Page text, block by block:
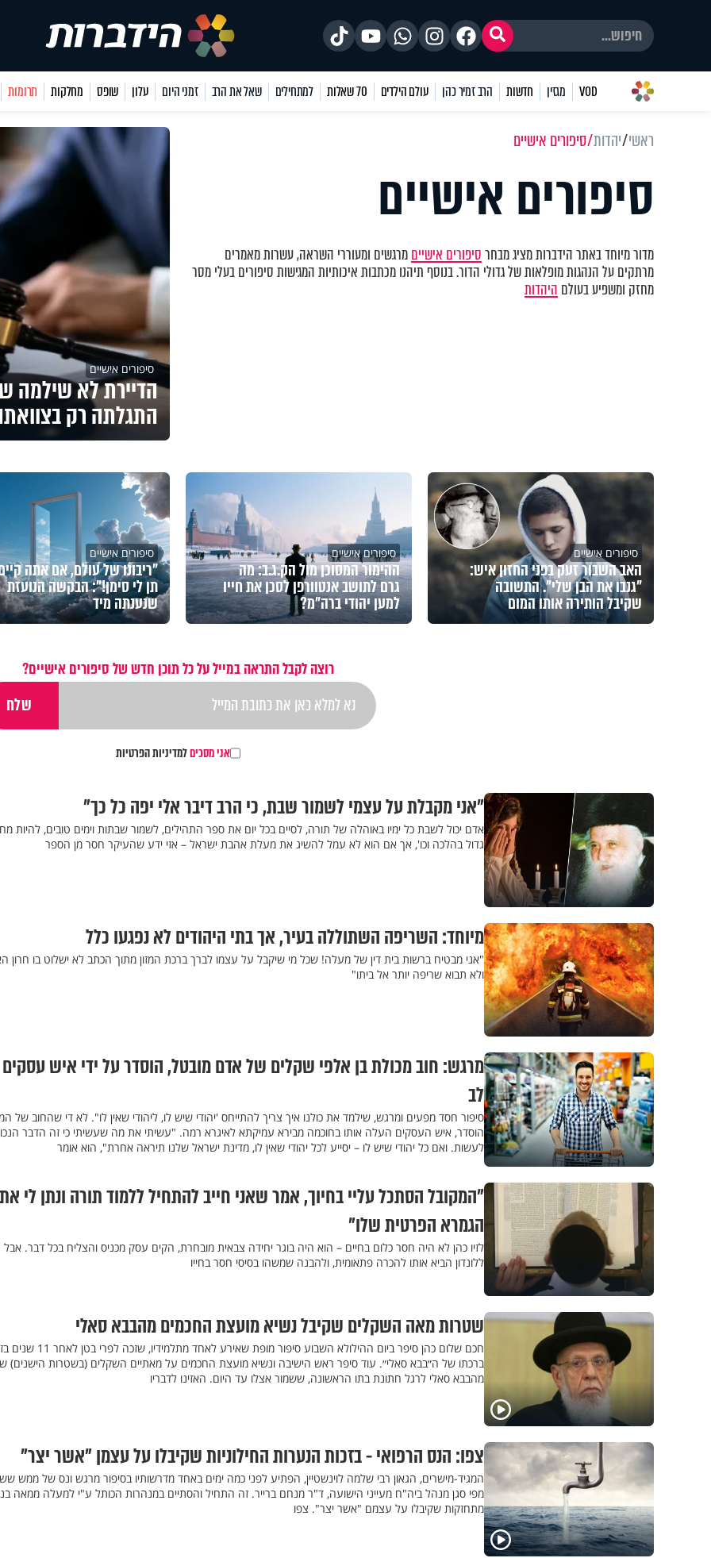
VOD מגזין חדשות הרב זמיר כהן עולם הילדים 70 שאלות למתחילים שאל את הרב זמני היום עלון שופס מחלקות תרומות
ראשי יהדות סיפורים אישיים
סיפורים אישיים
מדור מיוחד באתר הידברות מציג מבחרסיפורים אישייםמרגשים ומעוררי השראה, עשרות מאמרים
מרתקים על הנהגות מופלאות של גדולי הדור. בנוסף תיהנו מכתבות איכותיות המגישות סיפורים בעלי מסר
מחזק ומשפיע בעולם היהדות
סיפורים אישיים
הדיירת לא שילמה
התגלתה רק
סיפורים אישיים
האב השבור זעק בפני החזון איש:
"גנבו את הבן שלי". התשובה
שקיבל הותירה אותו המום
סיפורים אישיים
ההימור המסוכן מול הק.ג.ב: מה
גרם לתושב אנטוורפן לסכן את חייו
למען יהודי ברה"מ?
סיפורים אישיים
"ריבונו של עולם, אם אתה
תן לי סימן!": הבקשה הנועזת
שנענתה מיד
רוצה לקבל התראה במייל על כל תוכן חדש של סיפורים אישיים?
אני מסכיםלמדיניות הפרטיות
"אני מקבלת על עצמי לשמור שבת, כי הרב דיבר אלי יפה כל כך"
אדם יכול לשבת כל ימיו באוהלה של תורה, לסיים בכל יום את ספר התהילים, לשמור שבתות וימים טובים, להיות
גדול בהלכה וכו', אך אם הוא לא עמל להשיג את מעלת אהבת ישראל – אזי ידע שהעיקר חסר מן הספר
מיוחד: השריפה השתוללה בעיר, אך בתי היהודים לא נפגעו כלל
"אני מבטיח ברשות בית דין של מעלה! שכל מי שיקבל על עצמו לברך ברכת המזון מתוך הכתב לא ישלוט בו חרון
ולא תבוא שריפה יותר אל ביתו"
מרגש: חוב מכולת בן אלפי שקלים של אדם מובטל, הוסדר על ידי איש
לב
סיפור חסד מפעים ומרגש, שילמד את כולנו איך צריך להתייחס 'יהודי שיש לו, ליהודי שאין לו". לא די שהחוב של
הוסדר, איש העסקים העלה אותו בחוכמה מבירא עמיקתא לאיגרא רמה. "עשיתי את מה שעשיתי כי זה הדבר
לעשות. ואם כל יהודי שיש לו – יסייע לכל יהודי שאין לו, מדינת ישראל שלנו תיראה אחרת", הוא אומר
"המקובל הסתכל עליי בחיוך, אמר שאני חייב להתחיל ללמוד תורה ונתן לי את
הגמרא הפרטית שלו"
לזיו כהן לא היה חסר כלום בחיים – הוא היה בוגר יחידה צבאית מובחרת, הקים עסק מכניס והצליח בכל דבר. אבל
ללונדון הביא אותו להכרה פתאומית, ולהבנה שמשהו בסיסי חסר בחייו
שטרות מאה השקלים שקיבל נשיא מועצת החכמים מהבבא סאלי
חכם שלום כהן סיפר ביום ההילולא השבוע סיפור מופת שאירע לאחד
ברכתו של ה״בבא סאלי״. עוד סיפר ראש הישיבה ונשיא מועצת החכמים על מאתיים השקלים (בשטרות הישנים)
מהבבא סאלי לרגל חתונת בתו הראשונה, ששמור אצלו עד היום. האזינו לדבריו
צפו: הנס הרפואי - בזכות הנערות החילוניות שקיבלו על עצמן "אשר יצר"
המגיד-מישרים, הגאון רבי שלמה לוינשטיין, הפתיע לפני כמה ימים באחד מדרשותיו בסיפור מרגש ונס של ממש
מפי סגן מנהל ביה"ח מעייני הישועה, ד"ר מנחם ברייר. זה התחיל והסתיים במנהרות הכותל ע"י למעלה ממאה
מתחזקות שקיבלו על עצמם "אשר יצר". צפו